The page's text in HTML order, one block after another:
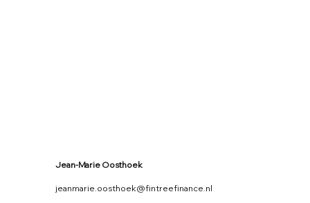
Jean-Marie Oosthoek
jeanmarie.oosthoek@fintreefinance.nl